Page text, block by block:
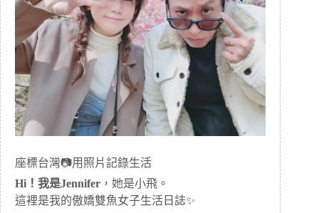
座標台灣📷用照片記錄生活
Hi！我是Jennifer ，她是小飛。
這裡是我的傲嬌雙魚女子生活日誌✨